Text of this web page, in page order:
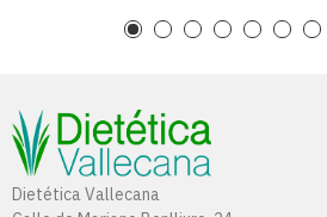
Dietética Vallecana